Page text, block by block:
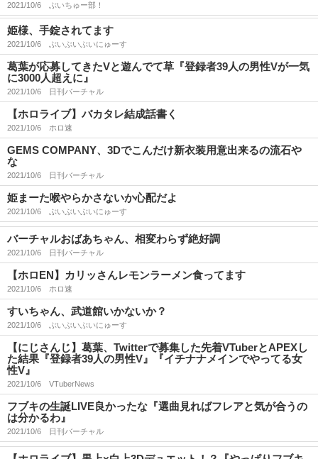
2021/10/6 ぶいちゅー部！
姫様、手錠されてます
2021/10/6 ぶいぶいぶいにゅーす
葛葉が応募してきたVと遊んでて草『登録者39人の男性Vが一気
に3000人超えに』
2021/10/6 日刊バーチャル
【ホロライブ】バカタレ結成話書く
2021/10/6 ホロ速
GEMS COMPANY、3Dでこんだけ新衣装用意出来るの流石や
な
2021/10/6 日刊バーチャル
姫まーた喉やらかさないか心配だよ
2021/10/6 ぶいぶいぶいにゅーす
バーチャルおばあちゃん、相変わらず絶好調
2021/10/6 日刊バーチャル
【ホロEN】カリッさんレモンラーメン食ってます
2021/10/6 ホロ速
すいちゃん、武道館いかないか？
2021/10/6 ぶいぶいぶいにゅーす
【にじさんじ】葛葉、Twitterで募集した先着VTuberとAPEXし
た結果『登録者39人の男性V』『イチナナメインでやってる女
性V』
2021/10/6 VTuberNews
フブキの生誕LIVE良かったな『選曲見ればフレアと気が合うの
は分かるわ』
2021/10/6 日刊バーチャル